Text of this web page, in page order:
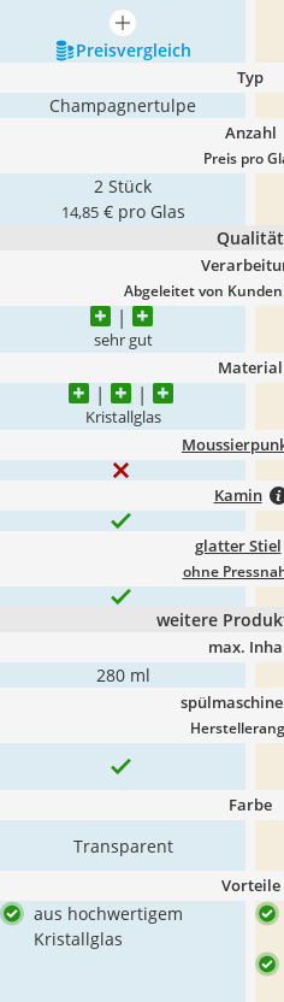
mehr anzeigen
Preis­vergleich
Typ
Champagnertulpe
Anzahl
Preis pro
2 Stück
14,85€ pro Glas
Qualität
Abgeleitet von
sehr gut
Material
Kristallglas
Kamin
glatter Stiel
ohne
weitere
max.
280 ml
Farbe
Transparent
Vorteile
aus hochwertigem
Kristallglas